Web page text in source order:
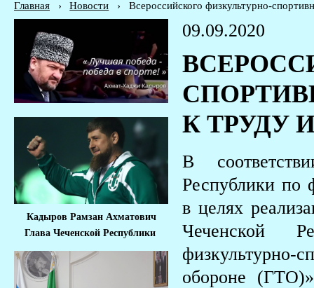
Главная › Новости › Всероссийского физкультурно-
Кадыров Рамзан Ахматович
Глава Чеченской Республики
09.09.2020
К ТРУДУ
В
Республики по
в целях
Чеченской
обороне